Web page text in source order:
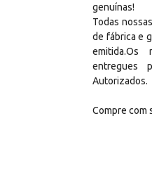
genuínas!
Todas
de fábrica e
entregues
Autorizados.
Compre com